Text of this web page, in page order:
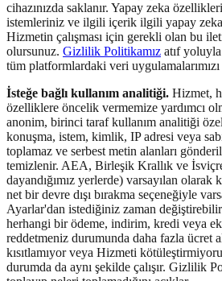
cihazınızda saklanır. Yapay zeka
istemleriniz ve ilgili içerik ilgili yapay zeka
Hizmetin çalışması için gerekli olan bu
olursunuz. Gizlilik Politikamız atıf
tüm platformlardaki veri uygulamalarımızı
İsteğe bağlı kullanım analitiği. Hizmet,
özelliklere öncelik vermemize yardımcı
anonim, birinci taraf kullanım analitiği
konuşma, istem, kimlik, IP adresi veya
toplamaz ve serbest metin alanları
temizlenir. AEA, Birleşik Krallık ve
dayandığımız yerlerde) varsayılan olarak
net bir devre dışı bırakma seçeneğiyle
Ayarlar'dan istediğiniz zaman
herhangi bir ödeme, indirim, kredi veya
reddetmeniz durumunda daha fazla ücret
kısıtlamıyor veya Hizmeti
durumda da aynı şekilde çalışır. Gizlilik